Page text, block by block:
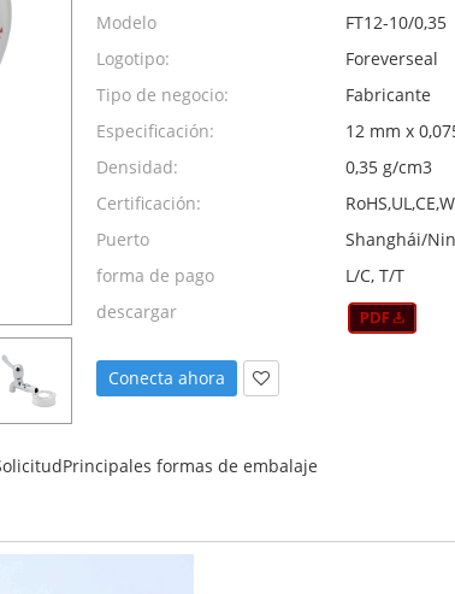
Modelo
FT12-10/0,35
Logotipo:
Foreverseal
Tipo de negocio:
Fabricante
Especificación:
12 mm x
Densidad:
0,35 g/cm3
Certificación:
Puerto
Shanghái/
forma de pago
L/C, T/T
descargar
Conecta ahora
Principales formas de embalaje